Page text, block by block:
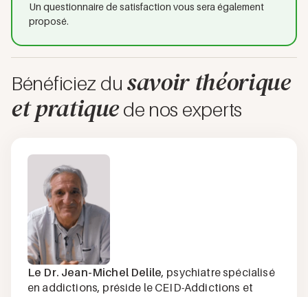
Un questionnaire de satisfaction vous sera également
proposé.
Bénéficiez du savoir théorique
et pratiquede nos experts
Le Dr. Jean-Michel Delile, psychiatre spécialisé
en addictions, préside le CEID-Addictions et